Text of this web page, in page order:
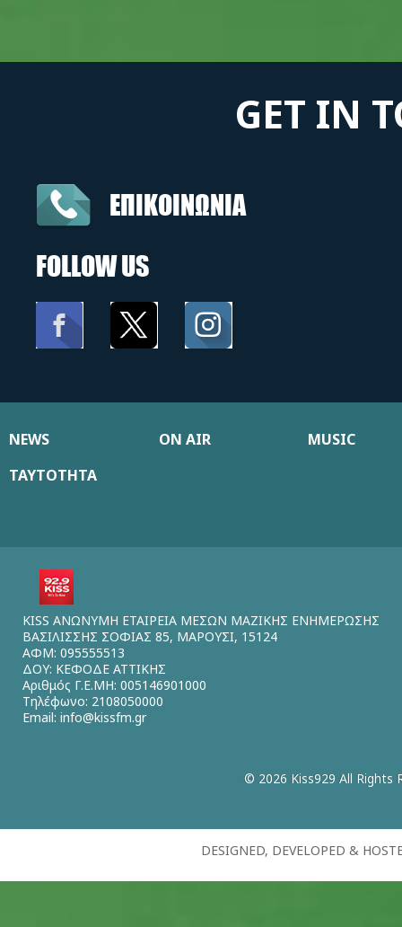
GET IN
ΕΠΙΚΟΙΝΩΝΙΑ
FOLLOW US
NEWS ON AIR
MUSIC
ΤΑΥΤΟΤΗΤΑ
KISS ΑΝΩΝΥΜΗ ΕΤΑΙΡΕΙΑ ΜΕΣΩΝ ΜΑΖΙΚΗΣ ΕΝΗΜΕΡΩΣΗΣ
ΒΑΣΙΛΙΣΣΗΣ ΣΟΦΙΑΣ 85, ΜΑΡΟΥΣΙ, 15124
ΑΦΜ: 095555513
ΔΟΥ: ΚΕΦΟΔΕ ΑΤΤΙΚΗΣ
Αριθμός Γ.Ε.ΜΗ: 005146901000
Τηλέφωνο: 2108050000
Email: info@kissfm.gr
© 2026 Kiss929 All Rights
DESIGNED, DEVELOPED &